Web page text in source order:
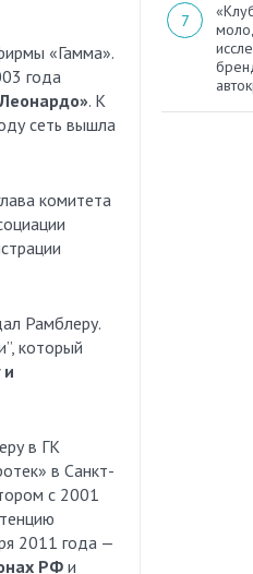
«Гамма».
года
. К
сеть вышла
комитета
Рамблеру.
который
в ГК
в Санкт-
с 2001
2011 года —
РФ и